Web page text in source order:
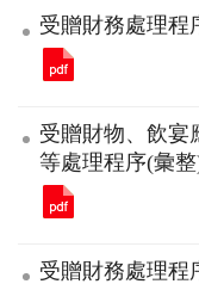
受贈財務處理程
受贈財物、飲宴
等處理程序(彙
受贈財務處理程